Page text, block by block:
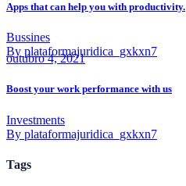
Apps that can help you with productivity.
Bussines
By plataformajuridica_gxkxn7
outubro 4, 2021
Boost your work performance with us
Investments
By plataformajuridica_gxkxn7
Tags